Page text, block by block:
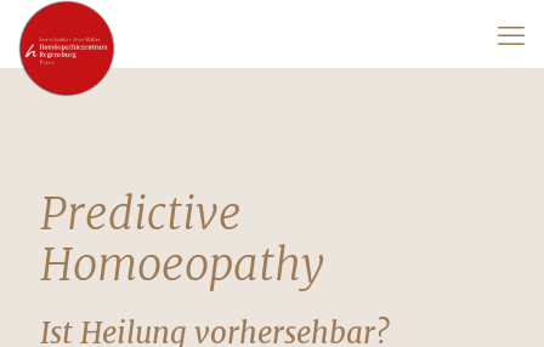
Predictive
Homoeopathy
Ist Heilung vorhersehbar?